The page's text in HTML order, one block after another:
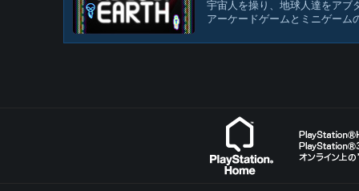
宇宙人を操り、地球人達をアブ
アーケードゲームとミニゲーム